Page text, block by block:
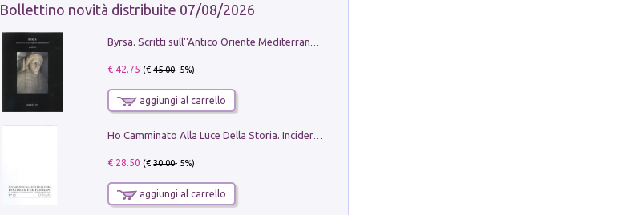
Bollettino novità distribuite 07/08/2026
€ 42.75 (€45.00- 5%)
aggiungi al carrello
€ 28.50 (€30.00- 5%)
aggiungi al carrello